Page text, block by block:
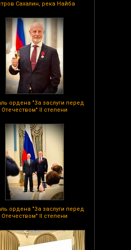
Сахалин, река Найба
ордена "За заслуги перед
Отечеством" II степени
ордена "За заслуги перед
Отечеством" II степени